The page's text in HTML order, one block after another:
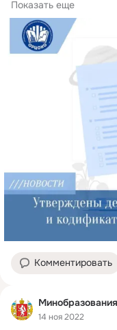
опубликовал...
Показать еще
Комментировать
14 ноя 2022